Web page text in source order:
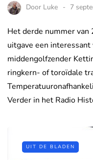
Door Luke 7
Het derde nummer van
uitgave een interessant
middengolfzender
ringkern- of toroïdale
Verder in het Radio
UIT DE BLADEN